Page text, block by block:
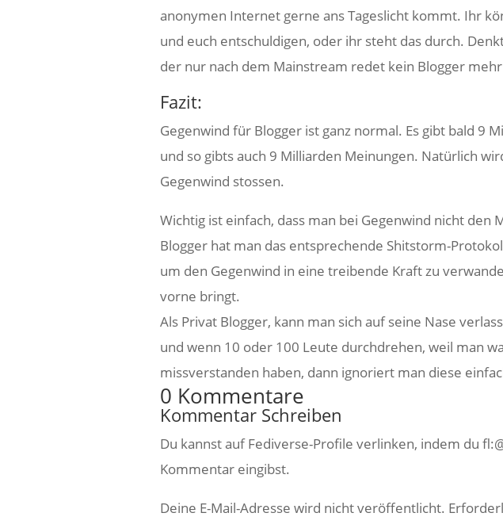
anonymen Internet gerne ans Tageslicht kommt. Ihr
und euch entschuldigen, oder ihr steht das durch.
der nur nach dem Mainstream redet kein Blogger
Fazit:
Gegenwind für Blogger ist ganz normal. Es gibt bald 9
und so gibts auch 9 Milliarden Meinungen. Natürlich
Gegenwind stossen.
Wichtig ist einfach, dass man bei Gegenwind nicht den
Blogger hat man das entsprechende Shitstorm-
um den Gegenwind in eine treibende Kraft zu
vorne bringt.
Als Privat Blogger, kann man sich auf seine Nase
und wenn 10 oder 100 Leute durchdrehen, weil man
missverstanden haben, dann ignoriert man diese
0 Kommentare
Kommentar Schreiben
Du kannst auf Fediverse-Profile verlinken, indem du
Kommentar eingibst.
Deine E-Mail-Adresse wird nicht veröffentlicht.